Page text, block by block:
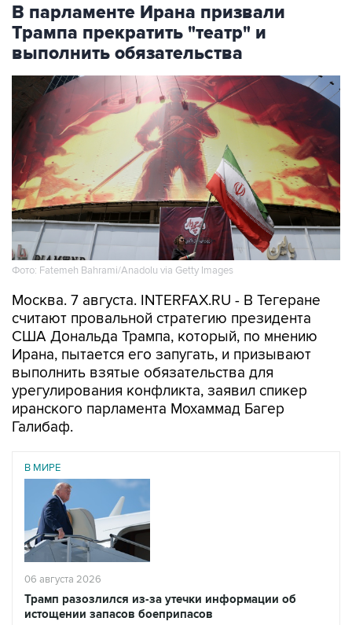
В парламенте Ирана призвали
Трампа прекратить "театр" и
выполнить обязательства
Фото: Fatemeh Bahrami/Anadolu via Getty Images
Москва. 7 августа. INTERFAX.RU - В Тегеране
считают провальной стратегию президента
США Дональда Трампа, который, по мнению
Ирана, пытается его запугать, и призывают
выполнить взятые обязательства для
урегулирования конфликта, заявил спикер
иранского парламента Мохаммад Багер
Галибаф.
В МИРЕ
06 августа 2026
Трамп разозлился из-за утечки информации об
истощении запасов боеприпасов